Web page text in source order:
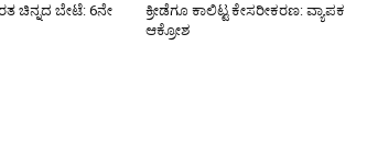
ಚಿನ್ನದ ಬೇಟೆ: 6ನೇ
ಕ್ರೀಡೆಗೂ ಕಾಲಿಟ್ಟ ಕೇಸರೀಕರಣ: ವ್ಯಾಪಕ
ಆಕ್ರೋಶ